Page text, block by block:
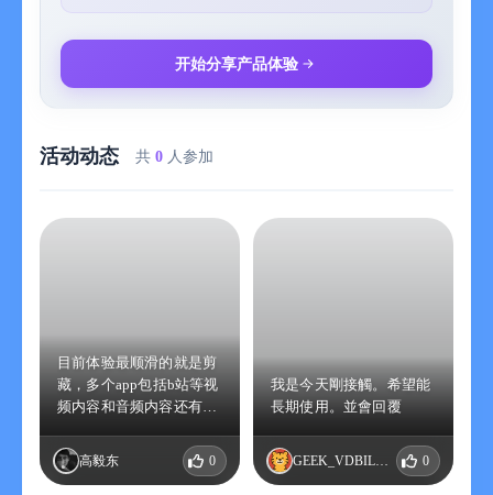
- 将标签分层管理，让碎片信息从混沌变有序；
- 搜索全文、标签、批注，只凭点滴印象，就能找到你需要的内
容；
- 构建自己的专属内容空间，让信息为你所用。
开始分享产品体验
活动动态 共 0 人参加
目前体验最顺滑的就是剪
藏，多个app包括b站等视
频内容和音频内容还有文
粹的垂直场景应用，高
效。
高毅东 0
我是今天剛接觸。希望能
長期使用。並會回覆
0